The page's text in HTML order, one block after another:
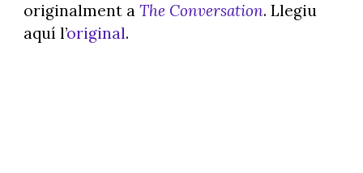
originalment a The Conversation. Llegiu
aquí l’original.